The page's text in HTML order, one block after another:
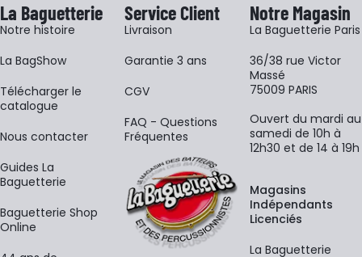
La Baguetterie
Notre histoire
La BagShow
​Télécharger le
catalogue
Nous contacter
Guides La
Baguetterie
Baguetterie Shop
Online
Service Client
Livraison
Garantie 3 ans
CGV
FAQ - Questions
Fréquentes
Notre Magasin
La Baguetterie Paris
36/38 rue Victor
Massé
75009 PARIS
Ouvert du mardi au
samedi de 10h à
12h30 et de 14 à 19h
Magasins
Indépendants
Licenciés
La Baguetterie